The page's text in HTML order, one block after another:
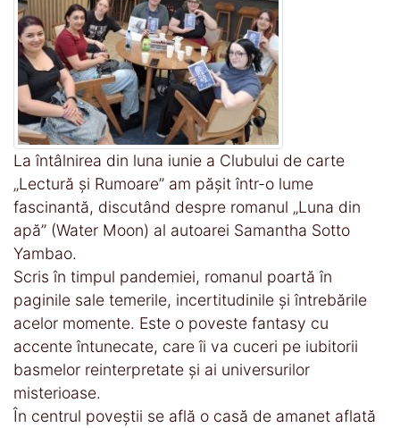
La întâlnirea din luna iunie a Clubului de carte
„Lectură și Rumoare” am pășit într-o lume
fascinantă, discutând despre romanul „Luna din
apă” (Water Moon) al autoarei Samantha Sotto
Yambao.
Scris în timpul pandemiei, romanul poartă în
paginile sale temerile, incertitudinile și întrebările
acelor momente. Este o poveste fantasy cu
accente întunecate, care îi va cuceri pe iubitorii
basmelor reinterpretate și ai universurilor
misterioase.
În centrul poveștii se află o casă de amanet aflată